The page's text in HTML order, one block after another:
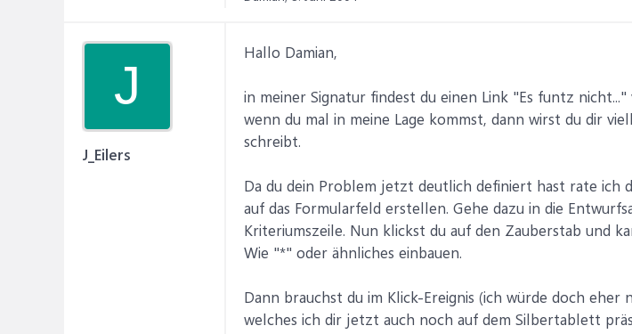
J
J_Eilers
Hallo Damian,
in meiner Signatur findest du einen Link "Es funtz
wenn du mal in meine Lage kommst, dann wirst du dir
schreibt.
Da du dein Problem jetzt deutlich definiert hast rate ich
auf das Formularfeld erstellen. Gehe dazu in die
Kriteriumszeile. Nun klickst du auf den Zauberstab und
Wie "*" oder ähnliches einbauen.
Dann brauchst du im Klick-Ereignis (ich würde doch
welches ich dir jetzt auch noch auf dem Silbertablett